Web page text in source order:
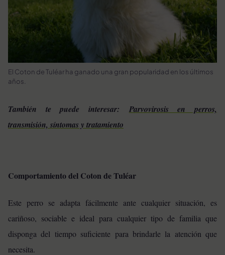
El Coton de Tuléar ha ganado una gran popularidad en los últimos
años.
También te puede interesar: Parvovirosis en perros,
transmisión, síntomas y tratamiento
Comportamiento del Coton de Tuléar
Este perro se adapta fácilmente ante cualquier situación, es
cariñoso, sociable e ideal para cualquier tipo de familia que
disponga del tiempo suficiente para brindarle la atención que
necesita.